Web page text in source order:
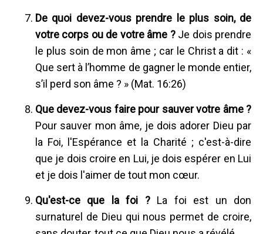
De quoi devez-vous prendre le plus soin, de
votre corps ou de votre âme ?Je dois prendre
le plus soin de mon âme ; car le Christ a dit : «
Que sert à l’homme de gagner le monde entier,
s’il perd son âme ? » (Mat. 16:26)
Que devez-vous faire pour sauver votre âme ?
Pour sauver mon âme, je dois adorer Dieu par
la Foi, l'Espérance et la Charité ; c'est-à-dire
que je dois croire en Lui, je dois espérer en Lui
et je dois l'aimer de tout mon cœur.
Qu'est-ce que la foi ?La foi est un don
surnaturel de Dieu qui nous permet de croire,